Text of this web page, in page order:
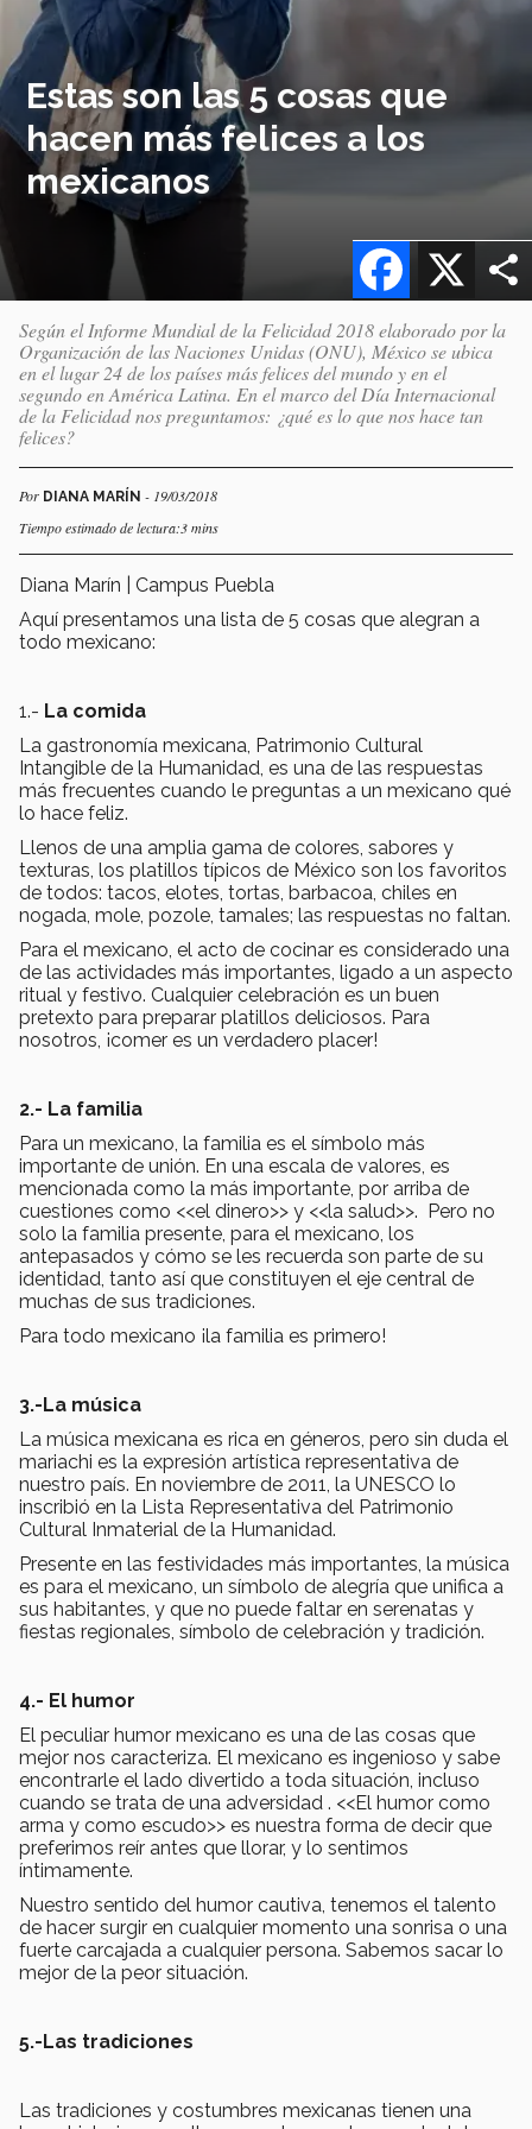
Estas son las 5 cosas que
hacen más felices a los
mexicanos
X
Facebook
Según el Informe Mundial de la Felicidad 2018 elaborado por la
Organización de las Naciones Unidas (ONU), México se ubica
en el lugar 24 de los países más felices del mundo y en el
segundo en América Latina. En el marco del Día Internacional
de la Felicidad nos preguntamos: ¿qué es lo que nos hace tan
felices?
Por DIANA MARÍN - 19/03/2018
Tiempo estimado de lectura:3 mins
Diana Marín | Campus Puebla
Aquí presentamos una lista de 5 cosas que alegran a
todo mexicano:
1.- La comida
La gastronomía mexicana, Patrimonio Cultural
Intangible de la Humanidad, es una de las respuestas
más frecuentes cuando le preguntas a un mexicano qué
lo hace feliz.
Llenos de una amplia gama de colores, sabores y
texturas, los platillos típicos de México son los favoritos
de todos: tacos, elotes, tortas, barbacoa, chiles en
nogada, mole, pozole, tamales; las respuestas no faltan.
Para el mexicano, el acto de cocinar es considerado una
de las actividades más importantes, ligado a un aspecto
ritual y festivo. Cualquier celebración es un buen
pretexto para preparar platillos deliciosos. Para
nosotros, ¡comer es un verdadero placer!
2.- La familia
Para un mexicano, la familia es el símbolo más
importante de unión. En una escala de valores, es
mencionada como la más importante, por arriba de
cuestiones como <<el dinero>> y <<la salud>>. Pero no
solo la familia presente, para el mexicano, los
antepasados y cómo se les recuerda son parte de su
identidad, tanto así que constituyen el eje central de
muchas de sus tradiciones.
Para todo mexicano ¡la familia es primero!
3.-La música
La música mexicana es rica en géneros, pero sin duda el
mariachi es la expresión artística representativa de
nuestro país. En noviembre de 2011, la UNESCO lo
inscribió en la Lista Representativa del Patrimonio
Cultural Inmaterial de la Humanidad.
Presente en las festividades más importantes, la música
es para el mexicano, un símbolo de alegría que unifica a
sus habitantes, y que no puede faltar en serenatas y
fiestas regionales, símbolo de celebración y tradición.
4.- El humor
El peculiar humor mexicano es una de las cosas que
mejor nos caracteriza. El mexicano es ingenioso y sabe
encontrarle el lado divertido a toda situación, incluso
cuando se trata de una adversidad . <<El humor como
arma y como escudo>> es nuestra forma de decir que
preferimos reír antes que llorar, y lo sentimos
íntimamente.
Nuestro sentido del humor cautiva, tenemos el talento
de hacer surgir en cualquier momento una sonrisa o una
fuerte carcajada a cualquier persona. Sabemos sacar lo
mejor de la peor situación.
5.-Las tradiciones
Las tradiciones y costumbres mexicanas tienen una